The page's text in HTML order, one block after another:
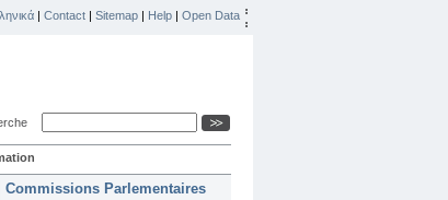
| Contact | Sitemap | Help | Open Data
Commissions Parlementaires